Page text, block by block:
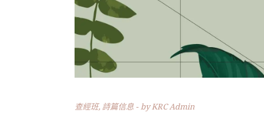
查經班, 詩篇信息 byKRC Admin